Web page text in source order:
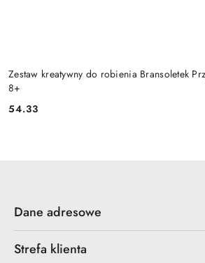
Zestaw kreatywny do robienia Bransoletek
8+
Cena:
54.33
Dane adresowe
Strefa klienta